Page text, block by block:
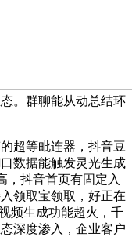
。群聊能从动总结环
超等毗连器，抖音豆
数据能触发灵光生成
，抖音首页有固定入
领取宝领取，好正在
频生成功能超火，千
深度渗入，企业客户